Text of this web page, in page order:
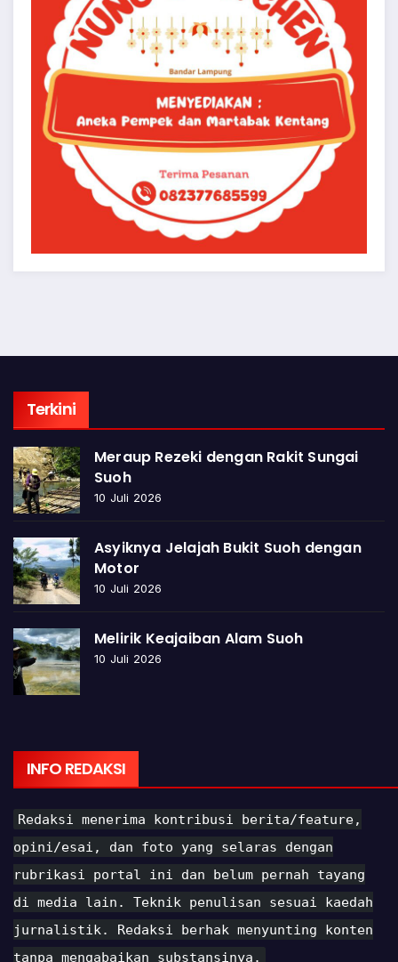
Terkini
Meraup Rezeki dengan Rakit Sungai
Suoh
10 Juli 2026
Asyiknya Jelajah Bukit Suoh dengan
Motor
10 Juli 2026
Melirik Keajaiban Alam Suoh
10 Juli 2026
INFO REDAKSI
Redaksi menerima kontribusi berita/feature,
opini/esai, dan foto yang selaras dengan
rubrikasi portal ini dan belum pernah tayang
di media lain. Teknik penulisan sesuai kaedah
jurnalistik. Redaksi berhak menyunting konten
tanpa mengabaikan substansinya.